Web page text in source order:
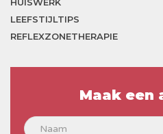
LEEFSTIJLTIPS
REFLEXZONETHERAPIE
Maak een